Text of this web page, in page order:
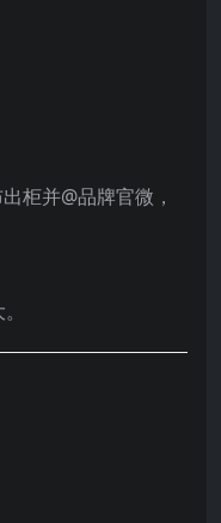
柜并@品牌官微，